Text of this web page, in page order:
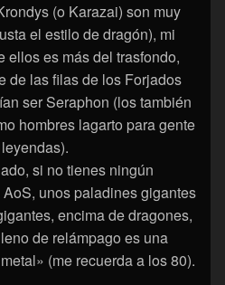
(o Karazai) son muy
el estilo de dragón), mi
ellos es más del trasfondo,
de las filas de los Forjados
ser Seraphon (los también
hombres lagarto para gente
si no tienes ningún
unos paladines gigantes
encima de dragones,
de relámpago es una
(me recuerda a los 80).